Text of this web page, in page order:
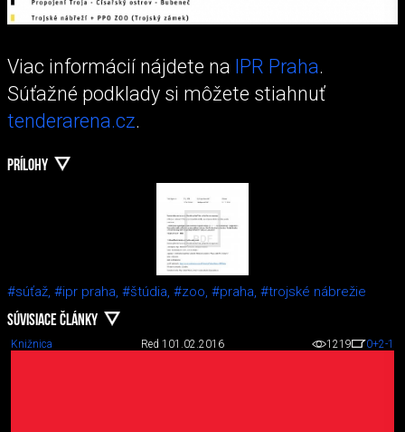
Viac informácií nájdete na IPR Praha.
Súťažné podklady si môžete stiahnuť
tenderarena.cz.
PRÍLOHY
#súťaž, #ipr praha, #štúdia, #zoo, #praha, #trojské nábrežie
SÚVISIACE ČLÁNKY
Knižnica Red 1 01.02.2016 1219 0+2-1